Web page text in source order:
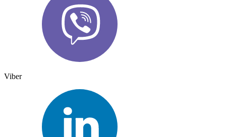
Viber